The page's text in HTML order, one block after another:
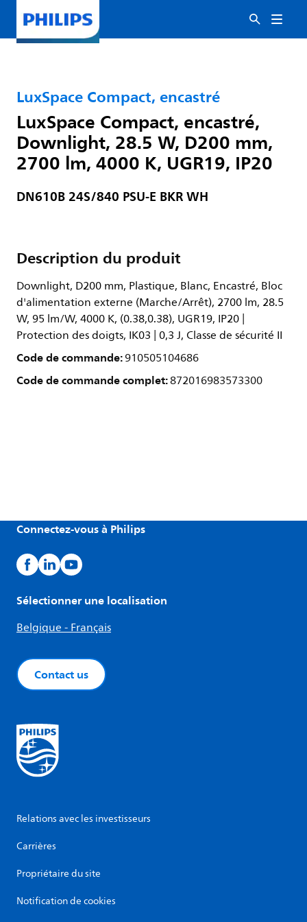
LuxSpace Compact, encastré
LuxSpace Compact, encastré,
Downlight, 28.5 W, D200 mm,
2700 lm, 4000 K, UGR19, IP20
DN610B 24S/840 PSU-E BKR WH
Description du produit
Downlight, D200 mm, Plastique, Blanc, Encastré, Bloc
d'alimentation externe (Marche/Arrêt), 2700 lm, 28.5
W, 95 lm/W, 4000 K, (0.38,0.38), UGR19, IP20 |
Protection des doigts, IK03 | 0,3 J, Classe de sécurité II
Code de commande:910505104686
Code de commande complet:872016983573300
Connectez-vous à Philips
Sélectionner une localisation
Belgique - Français
Contact us
Relations avec les investisseurs
Carrières
Propriétaire du site
Notification de cookies